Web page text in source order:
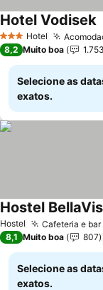
3 EstrelasHotel
Hotel Vodisek
8,2 Muito boa 1.753
Selecione as
exatos.
Hostel Cafeteria e bar
Hostel
8,1 Muito boa 807
Selecione as
exatos.